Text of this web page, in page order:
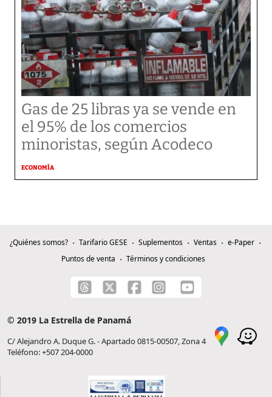
Gas de 25 libras ya se vende en
el 95% de los comercios
minoristas, según Acodeco
ECONOMÍA
¿Quiénes somos? Tarifario GESE Suplementos Ventas
e-Paper
Puntos de venta
Términos y condiciones
© 2019 La Estrella de Panamá
C/ Alejandro A. Duque G. - Apartado 0815-00507, Zona 4
Teléfono: +507 204-0000